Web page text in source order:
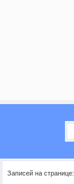
Записей на странице: